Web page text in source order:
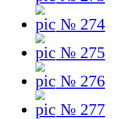
№ 274
№ 275
№ 276
№ 277